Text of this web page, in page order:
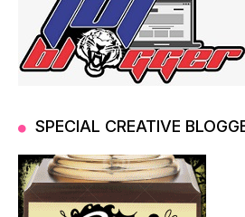
SPECIAL CREATIVE